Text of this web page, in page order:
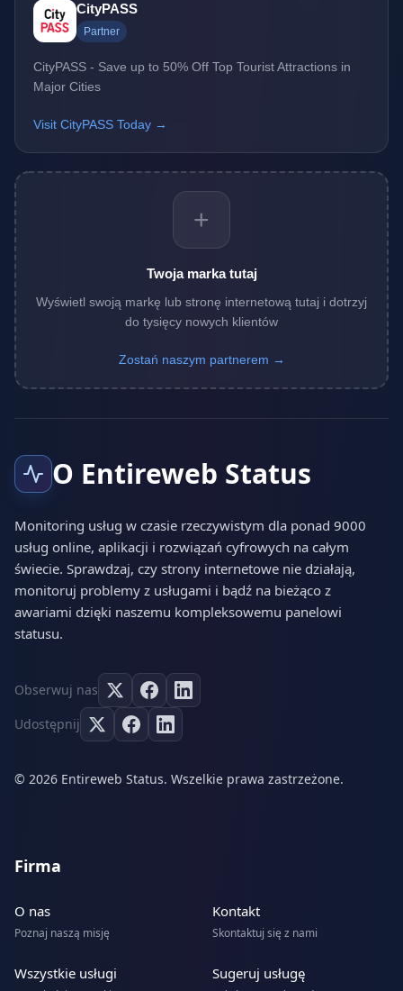
CityPASS
Partner
CityPASS - Save up to 50% Off Top Tourist Attractions in
Major Cities
Visit CityPASS Today →
+
Twoja marka tutaj
Wyświetl swoją markę lub stronę internetową tutaj i dotrzyj
do tysięcy nowych klientów
Zostań naszym partnerem →
O Entireweb Status
Monitoring usług w czasie rzeczywistym dla ponad 9000
usług online, aplikacji i rozwiązań cyfrowych na całym
świecie. Sprawdzaj, czy strony internetowe nie działają,
monitoruj problemy z usługami i bądź na bieżąco z
awariami dzięki naszemu kompleksowemu panelowi
statusu.
Obserwuj nas
Udostępnij
© 2026 Entireweb Status. Wszelkie prawa zastrzeżone.
Firma
O nas
Poznaj naszą misję
Kontakt
Skontaktuj się z nami
Wszystkie usługi Sugeruj usługę